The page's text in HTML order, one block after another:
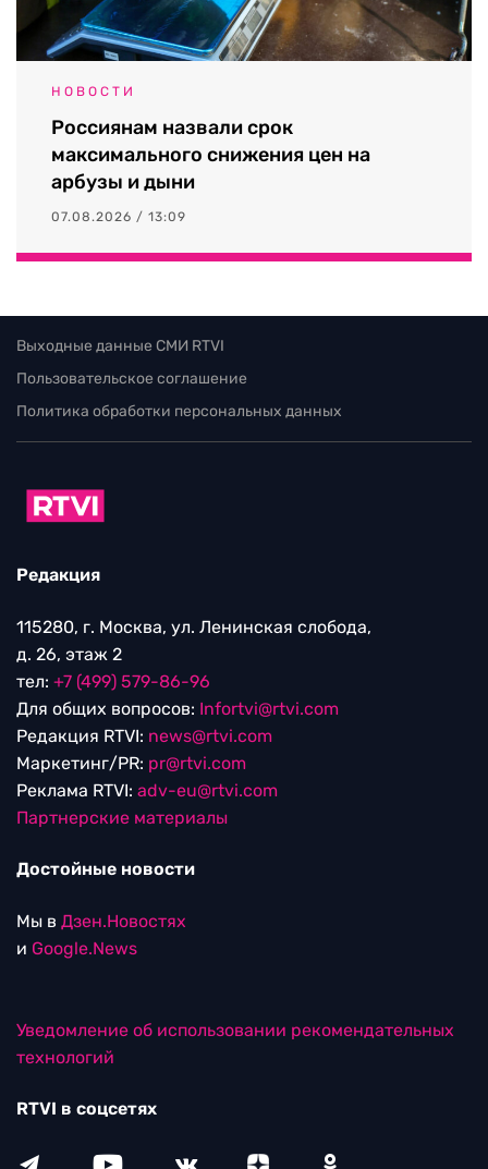
НОВОСТИ
Россиянам назвали срок
максимального снижения цен на
арбузы и дыни
07.08.2026 / 13:09
Выходные данные СМИ RTVI
Пользовательское соглашение
Политика обработки персональных данных
Редакция
115280, г. Москва, ул. Ленинская слобода,
д. 26, этаж 2
тел: +7 (499) 579-86-96
Для общих вопросов: Infortvi@rtvi.com
Редакция RTVI: news@rtvi.com
Маркетинг/PR: pr@rtvi.com
Реклама RTVI: adv-eu@rtvi.com
Партнерские материалы
Достойные новости
Мы в Дзен.Новостях
и Google.News
Уведомление об использовании рекомендательных
технологий
RTVI в соцсетях